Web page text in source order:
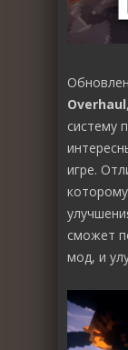
Overhaul
систему
игре.
сможет
мод, и